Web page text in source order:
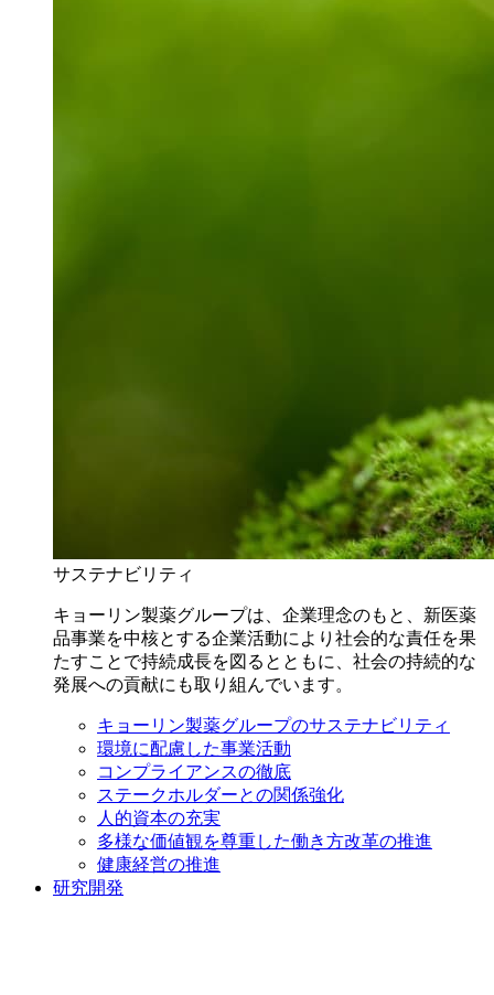
サステナビリティ
キョーリン製薬グループは、企業理念のもと、新医薬
品事業を中核とする企業活動により社会的な責任を果
たすことで持続成長を図るとともに、社会の持続的な
発展への貢献にも取り組んでいます。
キョーリン製薬グループのサステナビリティ
環境に配慮した事業活動
コンプライアンスの徹底
ステークホルダーとの関係強化
人的資本の充実
多様な価値観を尊重した働き方改革の推進
健康経営の推進
研究開発